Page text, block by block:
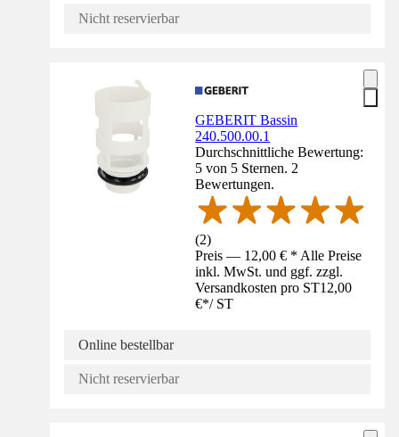
Nicht reservierbar
GEBERIT Bassin
240.500.00.1
Durchschnittliche Bewertung:
5 von 5 Sternen. 2
Bewertungen.
(2)
Preis — 12,00 € * Alle Preise
inkl. MwSt. und ggf. zzgl.
Versandkosten pro ST12,00
€*/ ST
Online bestellbar
Nicht reservierbar